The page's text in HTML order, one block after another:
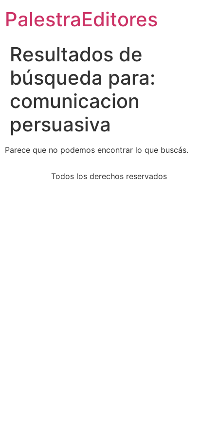
PalestraEditores
Resultados de
búsqueda para:
comunicacion
persuasiva
Parece que no podemos encontrar lo que buscás.
Todos los derechos reservados